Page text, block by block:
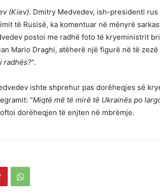
(Kiev). Dmitry Medvedev, ish-presidenti
të Rusisë, ka komentuar në mënyrë
postoi me radhë foto të kryeministrit
Mario Draghi, atëherë një figurë në të
radhës?“.
ishte shprehur pas dorëheqjes së
“Miqtë më të mirë të Ukrainës po
dorëheqjen të enjten në mbrëmje.